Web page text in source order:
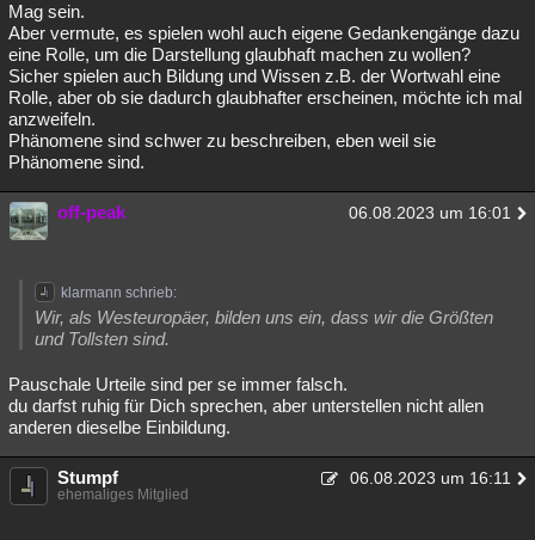
Mag sein.
Aber vermute, es spielen wohl auch eigene Gedankengänge dazu
eine Rolle, um die Darstellung glaubhaft machen zu wollen?
Sicher spielen auch Bildung und Wissen z.B. der Wortwahl eine
Rolle, aber ob sie dadurch glaubhafter erscheinen, möchte ich mal
anzweifeln.
Phänomene sind schwer zu beschreiben, eben weil sie
Phänomene sind.
off-peak 06.08.2023 um 16:01
klarmann schrieb:
Wir, als Westeuropäer, bilden uns ein, dass wir die Größten
und Tollsten sind.
Pauschale Urteile sind per se immer falsch.
du darfst ruhig für Dich sprechen, aber unterstellen nicht allen
anderen dieselbe Einbildung.
Stumpf 06.08.2023 um 16:11
ehemaliges Mitglied